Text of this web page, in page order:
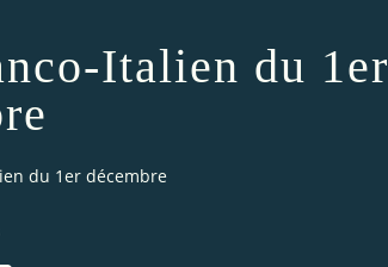
Italien du 1er
du 1er décembre